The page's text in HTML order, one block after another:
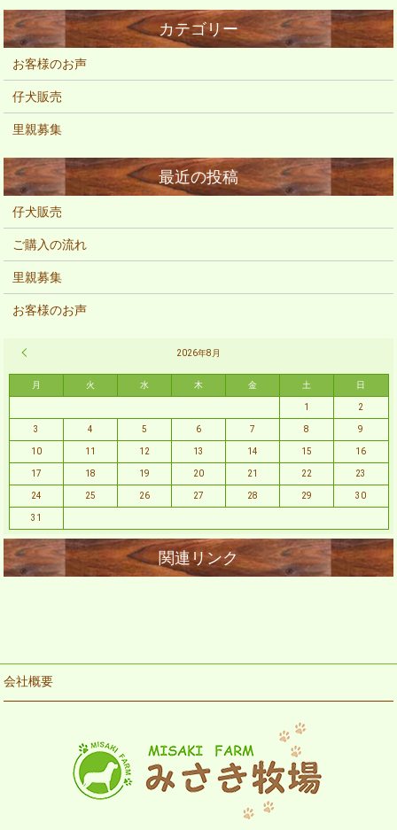
お客様のお声
仔犬販売
里親募集
仔犬販売
ご購入の流れ
里親募集
お客様のお声
2026年8月
月 火 水 木 金 土 日
1 2
3 4 5 6 7 8 9
10 11 12 13 14 15 16
17 18 19 20 21 22 23
24 25 26 27 28 29 30
31
会社概要